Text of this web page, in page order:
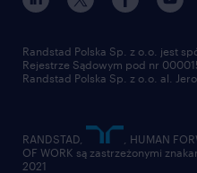
Randstad Polska Sp. z o.o. jest
Rejestrze Sądowym pod nr
Randstad Polska Sp. z o.o. al.
RANDSTAD,
, HUMAN
OF WORK są zastrzeżonymi
2021